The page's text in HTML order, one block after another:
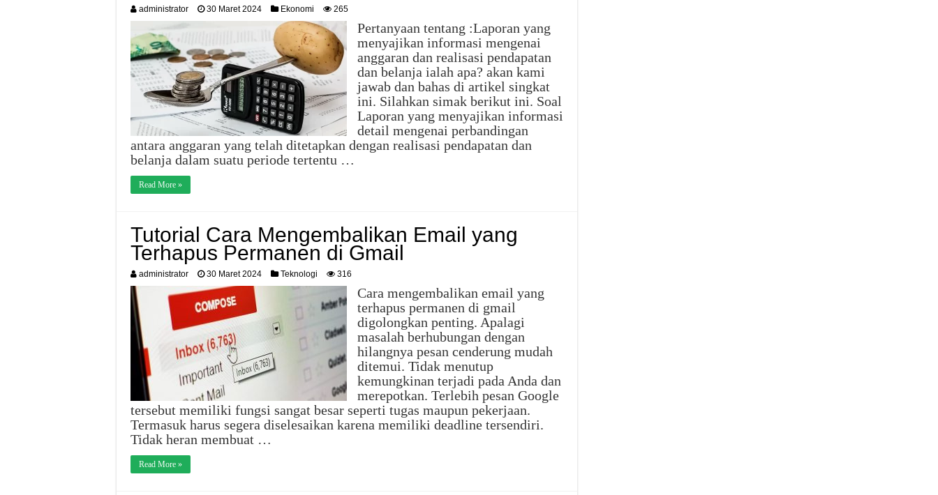
administrator 30 Maret 2024 Ekonomi 265
Pertanyaan tentang :Laporan yang
menyajikan informasi mengenai
anggaran dan realisasi pendapatan
dan belanja ialah apa? akan kami
jawab dan bahas di artikel singkat
ini. Silahkan simak berikut ini. Soal
Laporan yang menyajikan informasi
detail mengenai perbandingan
antara anggaran yang telah ditetapkan dengan realisasi pendapatan dan
belanja dalam suatu periode tertentu …
Read More »
Tutorial Cara Mengembalikan Email yang
Terhapus Permanen di Gmail
administrator 30 Maret 2024 Teknologi 316
Cara mengembalikan email yang
terhapus permanen di gmail
digolongkan penting. Apalagi
masalah berhubungan dengan
hilangnya pesan cenderung mudah
ditemui. Tidak menutup
kemungkinan terjadi pada Anda dan
merepotkan. Terlebih pesan Google
tersebut memiliki fungsi sangat besar seperti tugas maupun pekerjaan.
Termasuk harus segera diselesaikan karena memiliki deadline tersendiri.
Tidak heran membuat …
Read More »